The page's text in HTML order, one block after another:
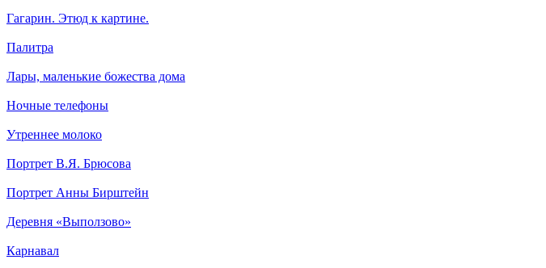
Гагарин. Этюд к картине.
Палитра
Лары, маленькие божества дома
Ночные телефоны
Утреннее молоко
Портрет В.Я. Брюсова
Портрет Анны Бирштейн
Деревня «Выползово»
Карнавал